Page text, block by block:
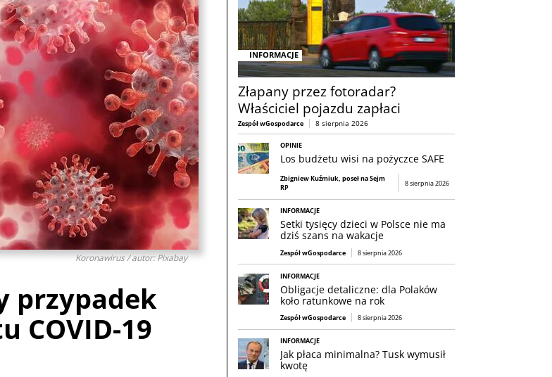
Koronawirus / autor: Pixabay
przypadek
COVID-19
INFORMACJE
Złapany przez fotoradar?
Właściciel pojazdu zapłaci
Zespół wGospodarce 8 sierpnia 2026
OPINIE
Los budżetu wisi na pożyczce SAFE
Zbigniew Kuźmiuk, poseł na Sejm
RP
8 sierpnia 2026
INFORMACJE
Setki tysięcy dzieci w Polsce nie ma
dziś szans na wakacje
Zespół wGospodarce 8 sierpnia 2026
INFORMACJE
Obligacje detaliczne: dla Polaków
koło ratunkowe na rok
Zespół wGospodarce 8 sierpnia 2026
INFORMACJE
Jak płaca minimalna? Tusk wymusił
kwotę